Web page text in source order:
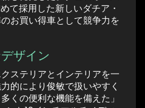
て採用した新しいダチア・
お買い得車として競争力を
ザイン
ステリアとインテリアを一
的により俊敏で扱いやすく
くの便利な機能を備えた」